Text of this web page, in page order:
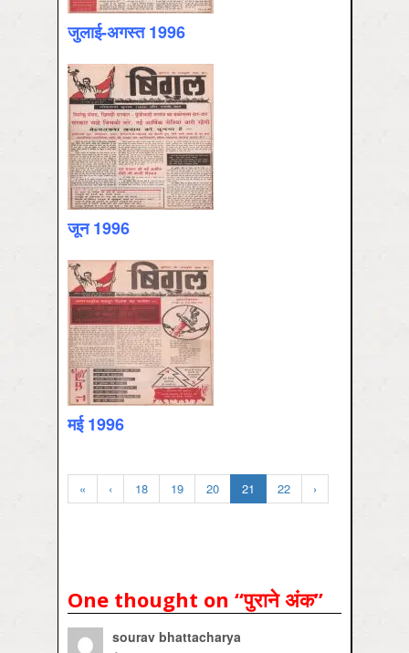
जुलाई-अगस्‍त 1996
जून 1996
मई 1996
« ‹ 18 19 20 21 22 ›
One thought on “पुराने अंक”
sourav bhattacharya